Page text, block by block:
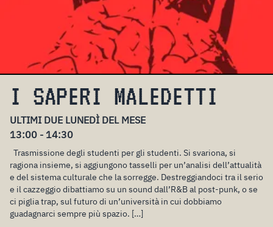
I SAPERI MALEDETTI
ULTIMI DUE LUNEDÌ DEL MESE
13:00 - 14:30
Trasmissione degli studenti per gli studenti. Si svariona, si
ragiona insieme, si aggiungono tasselli per un’analisi dell’attualità
e del sistema culturale che la sorregge. Destreggiandoci tra il serio
e il cazzeggio dibattiamo su un sound dall’R&B al post-punk, o se
ci piglia trap, sul futuro di un’università in cui dobbiamo
guadagnarci sempre più spazio. […]